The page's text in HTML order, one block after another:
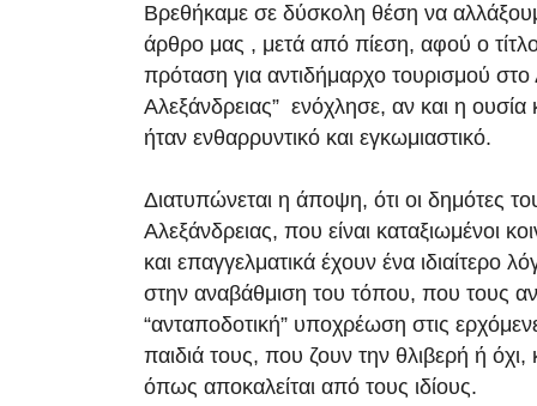
Βρεθήκαμε σε δύσκολη θέση να
άρθρο μας , μετά από πίεση, αφού ο
πρόταση για αντιδήμαρχο τουρισμού
Αλεξάνδρειας” ενόχλησε, αν και η ουσία
ήταν ενθαρρυντικό και εγκωμιαστικό.
Διατυπώνεται η άποψη, ότι οι δημότες
Αλεξάνδρειας, που είναι καταξιωμένοι
και επαγγελματικά έχουν ένα ιδιαίτερο
στην αναβάθμιση του τόπου, που τους
“ανταποδοτική” υποχρέωση στις
παιδιά τους, που ζουν την θλιβερή ή όχι,
όπως αποκαλείται από τους ιδίους.